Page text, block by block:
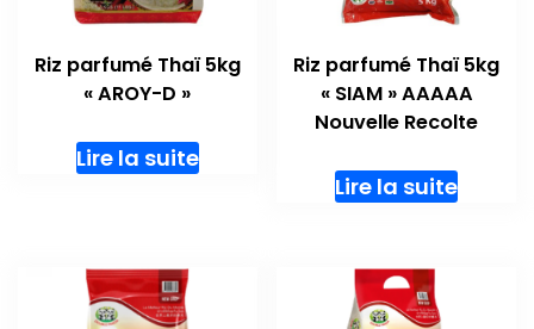
Riz parfumé Thaï 5kg
« AROY-D »
Lire la suite
Riz parfumé Thaï 5kg
« SIAM » AAAAA
Nouvelle Recolte
Lire la suite